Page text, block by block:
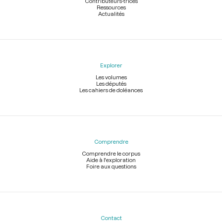
Ressources
Actualités
Explorer
Les volumes
Les députés
Les cahiers de doléances
Comprendre
Comprendre le corpus
Aide à l'exploration
Foire aux questions
Contact